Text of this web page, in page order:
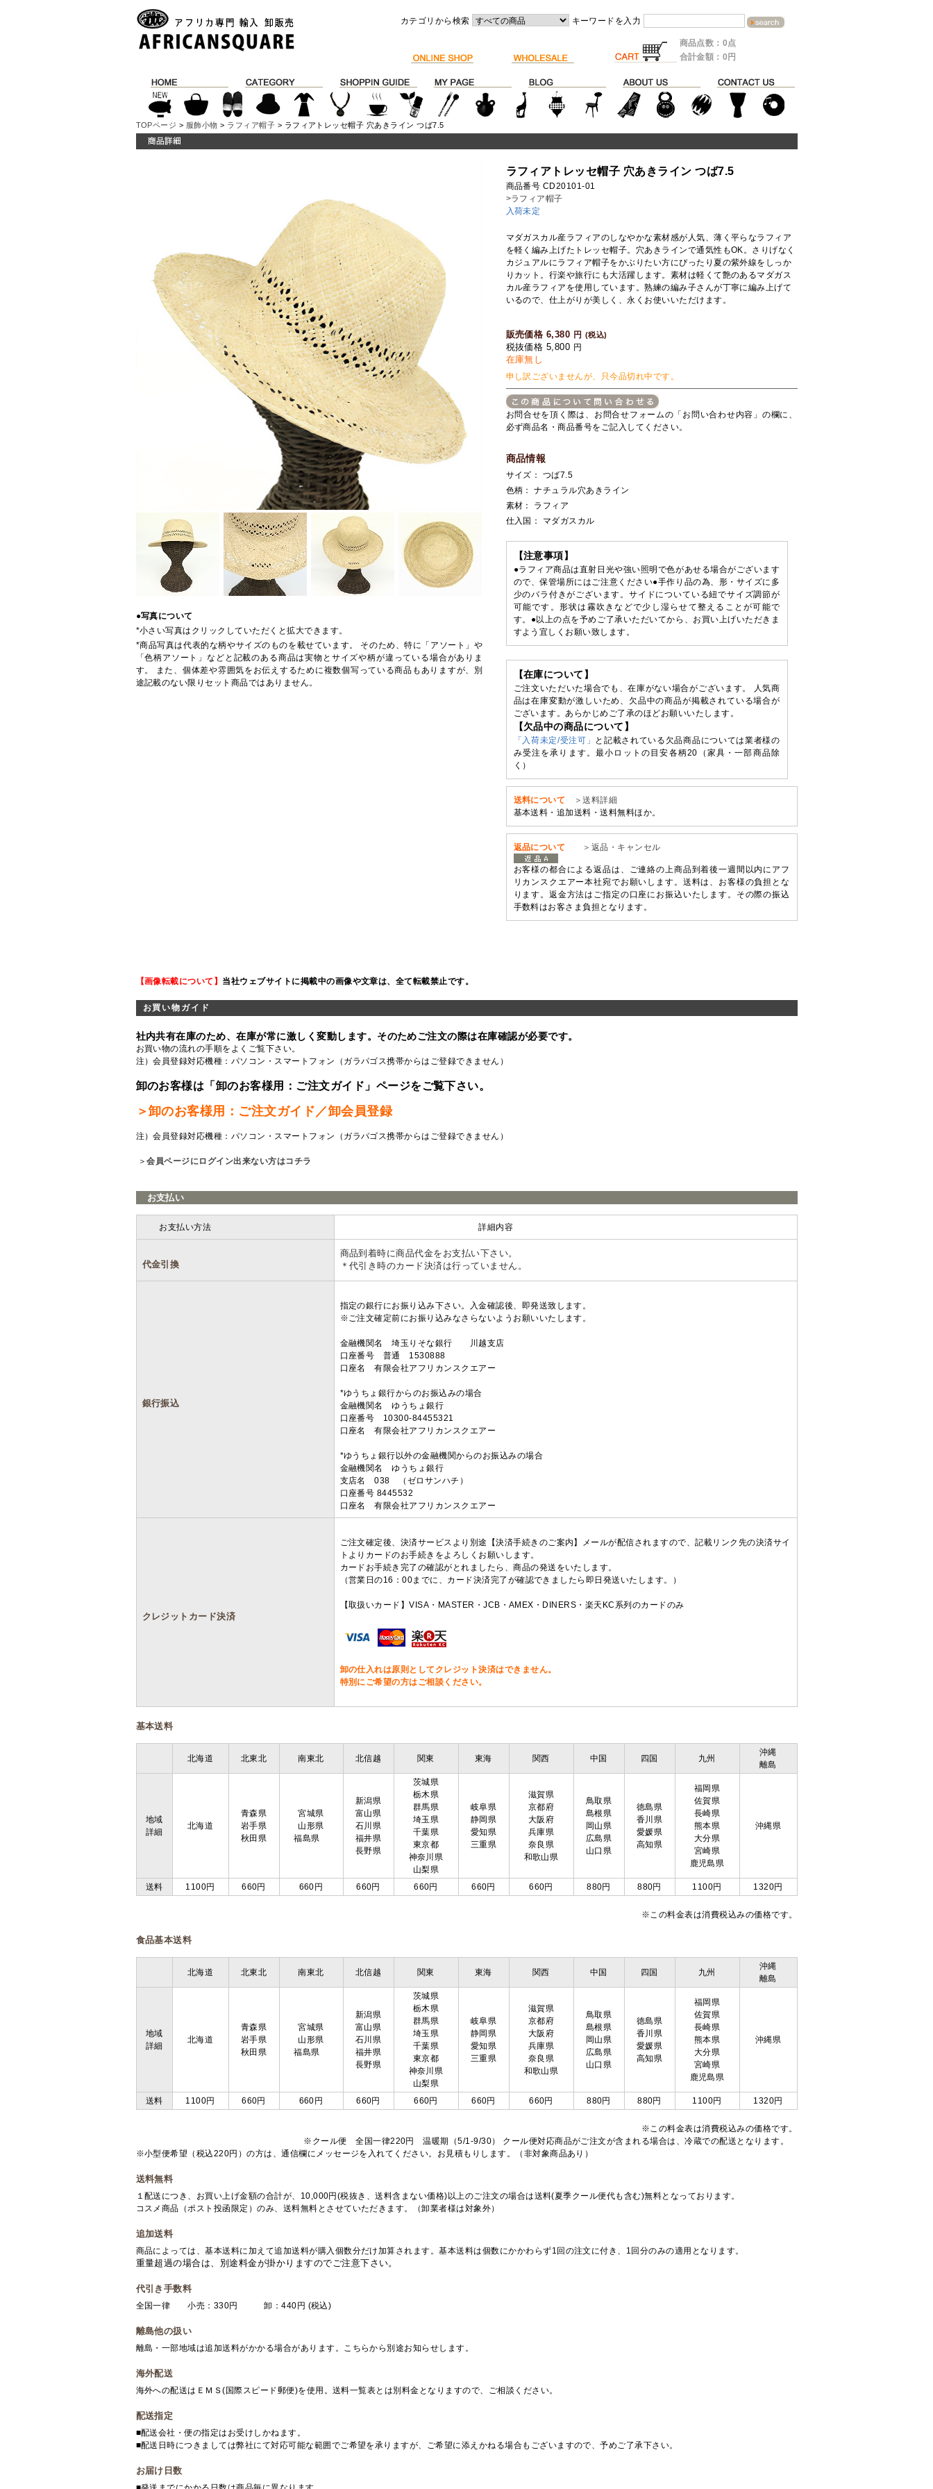
カテゴリから検索 キーワードを入力
商品点数：0点
合計金額：0円
TOPページ > 服飾小物 > ラフィア帽子 > ラフィアトレッセ帽子 穴あきライン つば7.5
●写真について
*小さい写真はクリックしていただくと拡大できます。
*商品写真は代表的な柄やサイズのものを載せています。 そのため、特に「アソート」や
「色柄アソート」などと記載のある商品は実物とサイズや柄が違っている場合がありま
す。 また、個体差や雰囲気をお伝えするために複数個写っている商品もありますが、別
途記載のない限りセット商品ではありません。
ラフィアトレッセ帽子 穴あきライン つば7.5
商品番号 CD20101-01
>ラフィア帽子
入荷未定
マダガスカル産ラフィアのしなやかな素材感が人気、薄く平らなラフィア
を軽く編み上げたトレッセ帽子。穴あきラインで通気性もOK。さりげなく
カジュアルにラフィア帽子をかぶりたい方にぴったり夏の紫外線をしっか
りカット。行楽や旅行にも大活躍します。素材は軽くて艶のあるマダガス
カル産ラフィアを使用しています。熟練の編み子さんが丁寧に編み上げて
いるので、仕上がりが美しく、永くお使いいただけます。
販売価格 6,380 円 (税込)
税抜価格 5,800 円
在庫無し
申し訳ございませんが、只今品切れ中です。
お問合せを頂く際は、お問合せフォームの「お問い合わせ内容」の欄に、
必ず商品名・商品番号をご記入してください。
商品情報
サイズ： つば7.5
色柄： ナチュラル穴あきライン
素材： ラフィア
仕入国： マダガスカル
【注意事項】
●ラフィア商品は直射日光や強い照明で色があせる場合がございます
ので、保管場所にはご注意ください●手作り品の為、形・サイズに多
少のバラ付きがございます。サイドについている紐でサイズ調節が
可能です。形状は霧吹きなどで少し湿らせて整えることが可能で
す。●以上の点を予めご了承いただいてから、お買い上げいただきま
すよう宜しくお願い致します。
【在庫について】
ご注文いただいた場合でも、在庫がない場合がございます。 人気商
品は在庫変動が激しいため、欠品中の商品が掲載されている場合が
ございます。あらかじめご了承のほどお願いいたします。
【欠品中の商品について】
「入荷未定/受注可」
と記載されている欠品商品については業者様の
み受注を承ります。最小ロットの目安各柄20（家具・一部商品除
く）
送料について
＞送料詳細
基本送料・追加送料・送料無料ほか。
返品について ＞返品・キャンセル
お客様の都合による返品は、ご連絡の上商品到着後一週間以内にアフ
リカンスクエアー本社宛でお願いします。送料は、お客様の負担とな
ります。返金方法はご指定の口座にお振込いたします。その際の振込
手数料はお客さま負担となります。
【画像転載について】 当社ウェブサイトに掲載中の画像や文章は、全て転載禁止です。
お買い物ガイド
社内共有在庫のため、在庫が常に激しく変動します。そのためご注文の際は在庫確認が必要です。
お買い物の流れの手順をよくご覧下さい。
注）会員登録対応機種：パソコン・スマートフォン（ガラパゴス携帯からはご登録できません）
卸のお客様は「卸のお客様用：ご注文ガイド」ページをご覧下さい。
＞卸のお客様用：ご注文ガイド／卸会員登録
注）会員登録対応機種：パソコン・スマートフォン（ガラパゴス携帯からはご登録できません）
＞会員ページにログイン出来ない方はコチラ
お支払い
お支払い方法 詳細内容
代金引換
商品到着時に商品代金をお支払い下さい。
＊代引き時のカード決済は行っていません。
銀行振込
指定の銀行にお振り込み下さい。入金確認後、即発送致します。
※ご注文確定前にお振り込みなさらないようお願いいたします。
金融機関名 埼玉りそな銀行 川越支店
口座番号 普通 1530888
口座名 有限会社アフリカンスクエアー
*ゆうちょ銀行からのお振込みの場合
金融機関名 ゆうちょ銀行
口座番号 10300-84455321
口座名 有限会社アフリカンスクエアー
*ゆうちょ銀行以外の金融機関からのお振込みの場合
金融機関名 ゆうちょ銀行
支店名 038 （ゼロサンハチ）
口座番号 8445532
口座名 有限会社アフリカンスクエアー
クレジットカード決済
ご注文確定後、決済サービスより別途【決済手続きのご案内】メールが配信されますので、記載リンク先の決済サイ
トよりカードのお手続きをよろしくお願いします。
カードお手続き完了の確認がとれましたら、商品の発送をいたします。
（営業日の16：00までに、カード決済完了が確認できましたら即日発送いたします。）
【取扱いカード】VISA・MASTER・JCB・AMEX・DINERS・楽天KC系列のカードのみ
卸の仕入れは原則としてクレジット決済はできません。
特別にご希望の方はご相談ください。
基本送料
北海道 北東北 南東北 北信越 関東 東海 関西 中国 四国 九州
沖縄
離島
地域
詳細
北海道
青森県
岩手県
秋田県
宮城県
山形県
福島県
新潟県
富山県
石川県
福井県
長野県
茨城県
栃木県
群馬県
埼玉県
千葉県
東京都
神奈川県
山梨県
岐阜県
静岡県
愛知県
三重県
滋賀県
京都府
大阪府
兵庫県
奈良県
和歌山県
鳥取県
島根県
岡山県
広島県
山口県
徳島県
香川県
愛媛県
高知県
福岡県
佐賀県
長崎県
熊本県
大分県
宮崎県
鹿児島県
沖縄県
送料 1100円 660円 660円 660円 660円 660円 660円 880円 880円 1100円 1320円
※この料金表は消費税込みの価格です。
食品基本送料
北海道 北東北 南東北 北信越 関東 東海 関西 中国 四国 九州
沖縄
離島
地域
詳細
北海道
青森県
岩手県
秋田県
宮城県
山形県
福島県
新潟県
富山県
石川県
福井県
長野県
茨城県
栃木県
群馬県
埼玉県
千葉県
東京都
神奈川県
山梨県
岐阜県
静岡県
愛知県
三重県
滋賀県
京都府
大阪府
兵庫県
奈良県
和歌山県
鳥取県
島根県
岡山県
広島県
山口県
徳島県
香川県
愛媛県
高知県
福岡県
佐賀県
長崎県
熊本県
大分県
宮崎県
鹿児島県
沖縄県
送料 1100円 660円 660円 660円 660円 660円 660円 880円 880円 1100円 1320円
※この料金表は消費税込みの価格です。
※クール便 全国一律220円 温暖期（5/1-9/30） クール便対応商品がご注文が含まれる場合は、冷蔵での配送となります。
※小型便希望（税込220円）の方は、通信欄にメッセージを入れてください。お見積もりします。（非対象商品あり）
送料無料
１配送につき、お買い上げ金額の合計が、10,000円(税抜き、送料含まない価格)以上のご注文の場合は送料(夏季クール便代も含む)無料となっております。
コスメ商品（ポスト投函限定）のみ、送料無料とさせていただきます。（卸業者様は対象外）
追加送料
商品によっては、基本送料に加えて追加送料が購入個数分だけ加算されます。基本送料は個数にかかわらず1回の注文に付き、1回分のみの適用となります。
重量超過の場合は、別途料金が掛かりますのでご注意下さい。
代引き手数料
全国一律 小売：330円 卸：440円 (税込)
離島他の扱い
離島・一部地域は追加送料がかかる場合があります。こちらから別途お知らせします。
海外配送
海外への配送はＥＭＳ(国際スピード郵便)を使用。送料一覧表とは別料金となりますので、ご相談ください。
配送指定
■配送会社・便の指定はお受けしかねます。
■配送日時につきましては弊社にて対応可能な範囲でご希望を承りますが、ご希望に添えかねる場合もございますので、予めご了承下さい。
お届け日数